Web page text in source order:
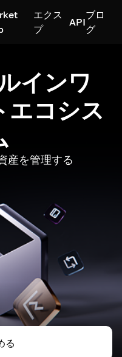
エクス
プ
API
ブロ
グ
インワ
エコシス
産を管理する
る